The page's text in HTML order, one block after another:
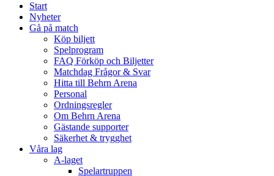
Start
Nyheter
Gå på match
Köp biljett
Spelprogram
FAQ Förköp och Biljetter
Matchdag Frågor & Svar
Hitta till Behrn Arena
Personal
Ordningsregler
Om Behrn Arena
Gästande supporter
Säkerhet & trygghet
Våra lag
A-laget
Spelartruppen